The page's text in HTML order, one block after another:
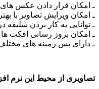
قرار دادن عکس های
ویرایش تصاویر با بهترین
به کار بردن سلیقه در
بروز رسانی افکت ها و
پس زمینه های مختلف و
از محیط این نرم افزار: